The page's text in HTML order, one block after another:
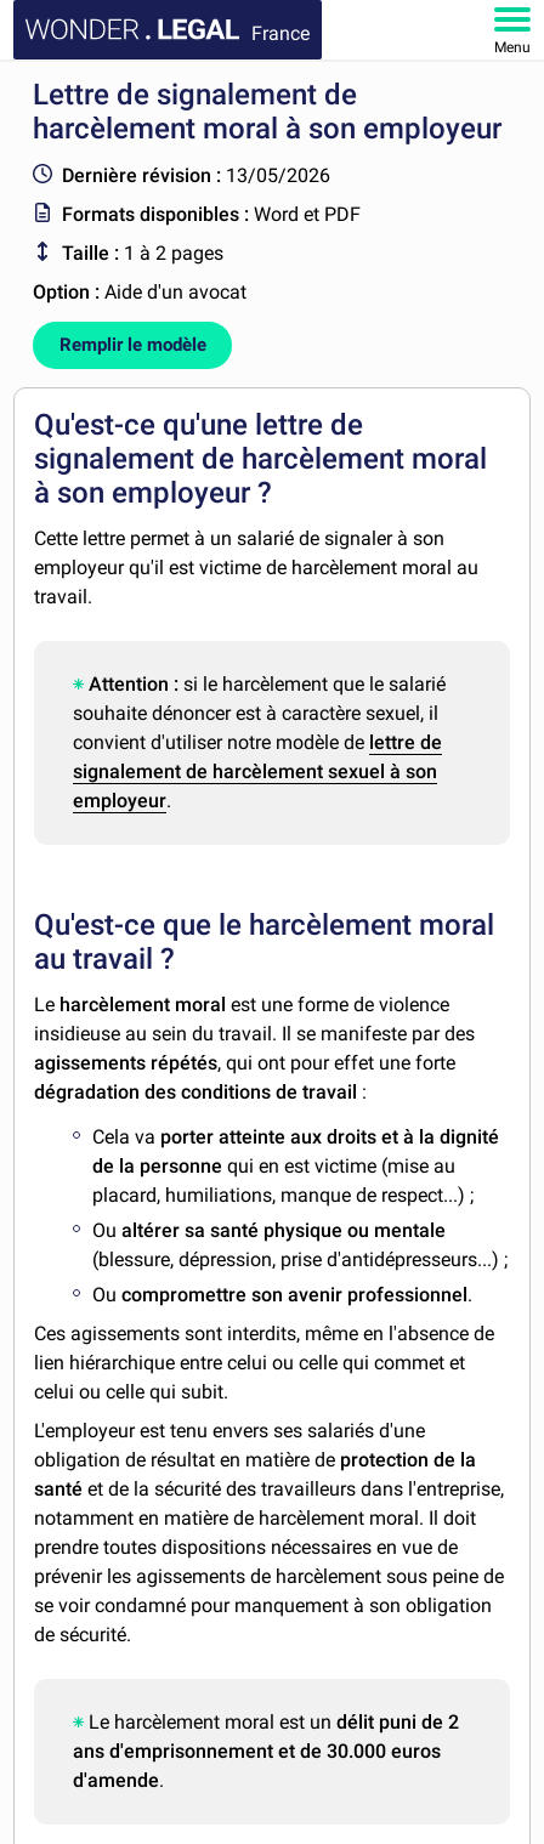
France
Menu
ACCUEIL
FAQ
MON COMPTE
Lettre de signalement de
harcèlement moral à son employeur
Dernière révision : 13/05/2026
Formats disponibles :Word et PDF
Taille : 1 à 2 pages
Option :Aide d'un avocat
Remplir le modèle
Qu'est-ce qu'une lettre de
signalement de harcèlement moral
à son employeur ?
Cette lettre permet à un salarié de signaler à son
employeur qu'il est victime de harcèlement moral au
travail.
Attention :si le harcèlement que le salarié
souhaite dénoncer est à caractère sexuel, il
convient d'utiliser notre modèle de lettre de
signalement de harcèlement sexuel à son
employeur.
Qu'est-ce que le harcèlement moral
au travail ?
Le harcèlement moral est une forme de violence
insidieuse au sein du travail. Il se manifeste par des
agissements répétés, qui ont pour effet une forte
dégradation des conditions de travail :
Cela va porter atteinte aux droits et à la dignité
de la personne qui en est victime (mise au
placard, humiliations, manque de respect...) ;
Oualtérer sa santé physique ou mentale
(blessure, dépression, prise d'antidépresseurs...) ;
Oucompromettre son avenir professionnel.
Ces agissements sont interdits, même en l'absence de
lien hiérarchique entre celui ou celle qui commet et
celui ou celle qui subit.
L'employeur est tenu envers ses salariés d'une
obligation de résultat en matière de protection de la
santé et de la sécurité des travailleurs dans l'entreprise,
notamment en matière de harcèlement moral. Il doit
prendre toutes dispositions nécessaires en vue de
prévenir les agissements de harcèlement sous peine de
se voir condamné pour manquement à son obligation
de sécurité.
Le harcèlement moral est undélit puni de 2
ans d'emprisonnement et de 30.000 euros
d'amende.